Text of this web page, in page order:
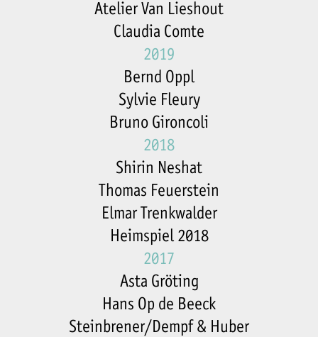
Atelier Van Lieshout
Claudia Comte
2019
Bernd Oppl
Sylvie Fleury
Bruno Gironcoli
2018
Shirin Neshat
Thomas Feuerstein
Elmar Trenkwalder
Heimspiel 2018
2017
Asta Gröting
Hans Op de Beeck
Steinbrener/Dempf & Huber